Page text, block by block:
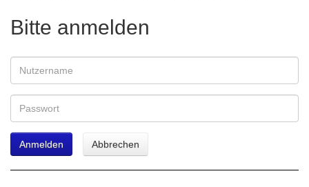
Bitte anmelden
Anmelden Abbrechen